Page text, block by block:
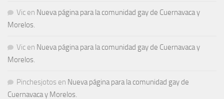
Vic en Nueva página para la comunidad gay de Cuernavaca y
Morelos.
Vic en Nueva página para la comunidad gay de Cuernavaca y
Morelos.
Pinchesjotos en Nueva página para la comunidad gay de
Cuernavaca y Morelos.